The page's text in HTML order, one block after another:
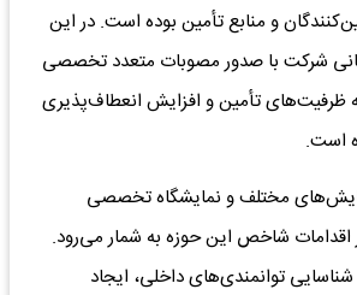
و منابع تأمین بوده است. در این
شرکت با صدور مصوبات متعدد تخصصی
تأمین و افزایش انعطاف‌پذیری
است.
مختلف و نمایشگاه تخصصی
اقدامات شاخص این حوزه به شمار می‌رود.
توانمندی‌های داخلی، ایجاد